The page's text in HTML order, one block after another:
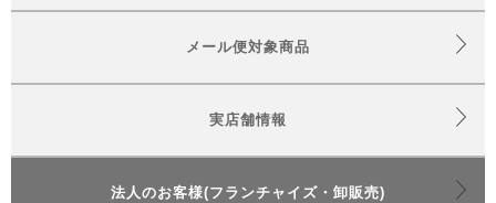
メール便対象商品
実店舗情報
法人のお客様(フランチャイズ・卸販売)